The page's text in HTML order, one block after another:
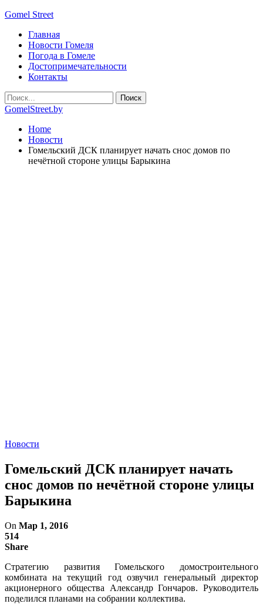
Gomel Street
Главная
Новости Гомеля
Погода в Гомеле
Достопримечательности
Контакты
GomelStreet.by
Home
Новости
Гомельский ДСК планирует начать снос домов по
нечётной стороне улицы Барыкина
Новости
Гомельский ДСК планирует начать
снос домов по нечётной стороне улицы
Барыкина
On Мар 1, 2016
514
Share
Стратегию развития Гомельского домостроительного
комбината на текущий год озвучил генеральный директор
акционерного общества Александр Гончаров. Руководитель
поделился планами на собрании коллектива.